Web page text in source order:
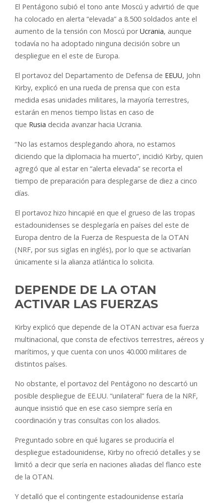
El Pentágono subió el tono ante Moscú y advirtió de que
ha colocado en alerta “elevada” a 8.500 soldados ante el
aumento de la tensión con Moscú porUcrania, aunque
todavía no ha adoptado ninguna decisión sobre un
despliegue en el este de Europa.
El portavoz del Departamento de Defensa de EEUU, John
Kirby, explicó en una rueda de prensa que con esta
medida esas unidades militares, la mayoría terrestres,
estarán en menos tiempo listas en caso de
que Rusia decida avanzar hacia Ucrania.
“No las estamos desplegando ahora, no estamos
diciendo que la diplomacia ha muerto”, incidió Kirby, quien
agregó que al estar en “alerta elevada” se recorta el
tiempo de preparación para desplegarse de diez a cinco
días.
El portavoz hizo hincapié en que el grueso de las tropas
estadounidenses se desplegaría en países del este de
Europa dentro de la Fuerza de Respuesta de la OTAN
(NRF, por sus siglas en inglés), por lo que se activarían
únicamente si la alianza atlántica lo solicita.
DEPENDE DE LA OTAN
ACTIVAR LAS FUERZAS
Kirby explicó que depende de la OTAN activar esa fuerza
multinacional, que consta de efectivos terrestres, aéreos y
marítimos, y que cuenta con unos 40.000 militares de
distintos países.
No obstante, el portavoz del Pentágono no descartó un
posible despliegue de EE.UU. “unilateral” fuera de la NRF,
aunque insistió que en ese caso siempre sería en
coordinación y tras consultas con los aliados.
Preguntado sobre en qué lugares se produciría el
despliegue estadounidense, Kirby no ofreció detalles y se
limitó a decir que sería en naciones aliadas del flanco este
de la OTAN.
Y detalló que el contingente estadounidense estaría